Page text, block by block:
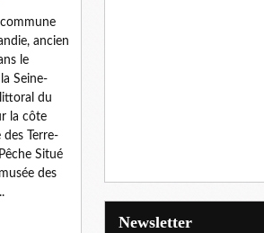
ancien
le
Seine-
du
la côte
Terre-
Situé
des
Newsletter